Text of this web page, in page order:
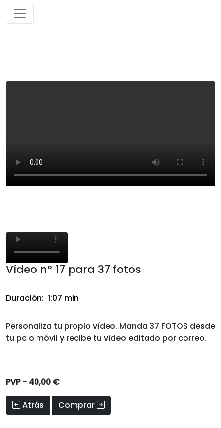
Vídeo nº 17 para 37 fotos
Duración: 1:07 min
Personaliza tu propio vídeo. Manda 37 FOTOS desde
tu pc o móvil y recibe tu vídeo editado por correo.
PVP - 40,00 €
Atrás Comprar